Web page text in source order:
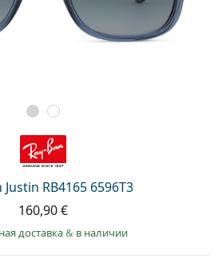
Justin RB4165 6596T3
160,90 €
доставка& в наличии